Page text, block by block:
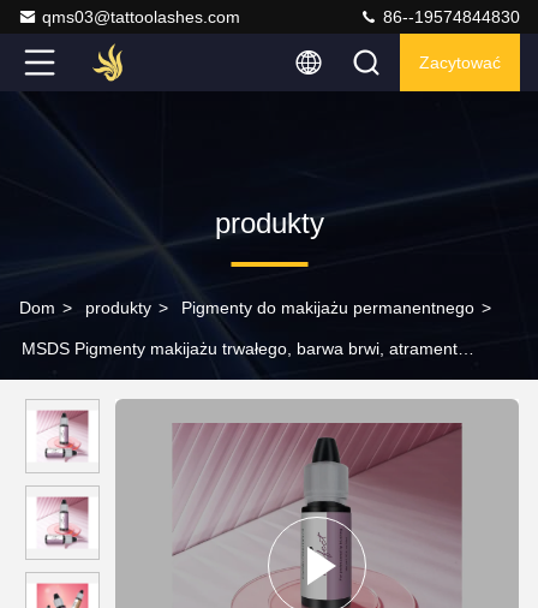
qms03@tattoolashes.com 86--19574844830
Zacytować
produkty
Dom > produkty > Pigmenty do makijażu permanentnego >
MSDS Pigmenty makijażu trwałego, barwa brwi, atrament